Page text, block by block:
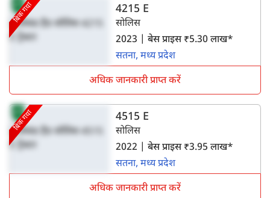
बिक गया 4215 E
सोलिस
2023 | बेस प्राइस ₹5.30 लाख*
सतना, मध्य प्रदेश
अधिक जानकारी प्राप्त करें
बिक गया 4515 E
सोलिस
2022 | बेस प्राइस ₹3.95 लाख*
सतना, मध्य प्रदेश
अधिक जानकारी प्राप्त करें